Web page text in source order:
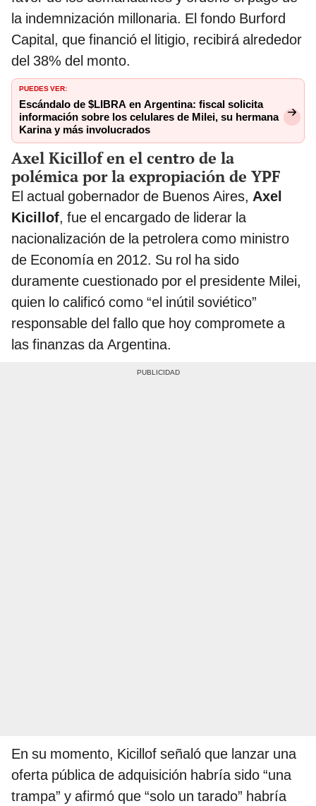
la indemnización millonaria. El fondo Burford
Capital, que financió el litigio, recibirá alrededor
del 38% del monto.
PUEDES VER:
Escándalo de $LIBRA en Argentina: fiscal solicita
información sobre los celulares de Milei, su hermana
Karina y más involucrados
Axel Kicillof en el centro de la
polémica por la expropiación de YPF
El actual gobernador de Buenos Aires, Axel
Kicillof, fue el encargado de liderar la
nacionalización de la petrolera como ministro
de Economía en 2012. Su rol ha sido
duramente cuestionado por el presidente Milei,
quien lo calificó como “el inútil soviético”
responsable del fallo que hoy compromete a
las finanzas da Argentina.
En su momento, Kicillof señaló que lanzar una
oferta pública de adquisición habría sido “una
trampa” y afirmó que “solo un tarado” habría